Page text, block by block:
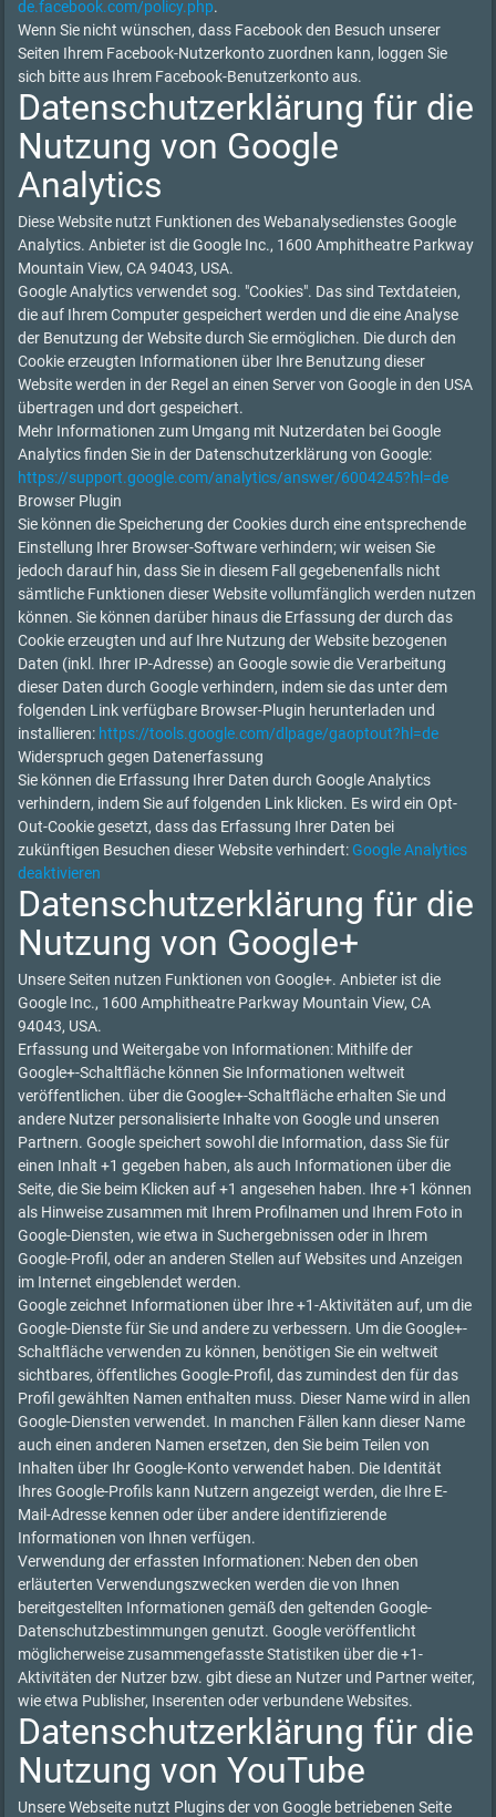
de.facebook.com/policy.php.
Wenn Sie nicht wünschen, dass Facebook den Besuch unserer
Seiten Ihrem Facebook-Nutzerkonto zuordnen kann, loggen Sie
sich bitte aus Ihrem Facebook-Benutzerkonto aus.
Datenschutzerklärung für die
Nutzung von Google
Analytics
Diese Website nutzt Funktionen des Webanalysedienstes Google
Analytics. Anbieter ist die Google Inc., 1600 Amphitheatre Parkway
Mountain View, CA 94043, USA.
Google Analytics verwendet sog. "Cookies". Das sind Textdateien,
die auf Ihrem Computer gespeichert werden und die eine Analyse
der Benutzung der Website durch Sie ermöglichen. Die durch den
Cookie erzeugten Informationen über Ihre Benutzung dieser
Website werden in der Regel an einen Server von Google in den USA
übertragen und dort gespeichert.
Mehr Informationen zum Umgang mit Nutzerdaten bei Google
Analytics finden Sie in der Datenschutzerklärung von Google:
https://support.google.com/analytics/answer/6004245?hl=de
Browser Plugin
Sie können die Speicherung der Cookies durch eine entsprechende
Einstellung Ihrer Browser-Software verhindern; wir weisen Sie
jedoch darauf hin, dass Sie in diesem Fall gegebenenfalls nicht
sämtliche Funktionen dieser Website vollumfänglich werden nutzen
können. Sie können darüber hinaus die Erfassung der durch das
Cookie erzeugten und auf Ihre Nutzung der Website bezogenen
Daten (inkl. Ihrer IP-Adresse) an Google sowie die Verarbeitung
dieser Daten durch Google verhindern, indem sie das unter dem
folgenden Link verfügbare Browser-Plugin herunterladen und
installieren: https://tools.google.com/dlpage/gaoptout?hl=de
Widerspruch gegen Datenerfassung
Sie können die Erfassung Ihrer Daten durch Google Analytics
verhindern, indem Sie auf folgenden Link klicken. Es wird ein Opt-
Out-Cookie gesetzt, dass das Erfassung Ihrer Daten bei
zukünftigen Besuchen dieser Website verhindert: Google Analytics
deaktivieren
Datenschutzerklärung für die
Nutzung von Google+
Unsere Seiten nutzen Funktionen von Google+. Anbieter ist die
Google Inc., 1600 Amphitheatre Parkway Mountain View, CA
94043, USA.
Erfassung und Weitergabe von Informationen: Mithilfe der
Google+-Schaltfläche können Sie Informationen weltweit
veröffentlichen. über die Google+-Schaltfläche erhalten Sie und
andere Nutzer personalisierte Inhalte von Google und unseren
Partnern. Google speichert sowohl die Information, dass Sie für
einen Inhalt +1 gegeben haben, als auch Informationen über die
Seite, die Sie beim Klicken auf +1 angesehen haben. Ihre +1 können
als Hinweise zusammen mit Ihrem Profilnamen und Ihrem Foto in
Google-Diensten, wie etwa in Suchergebnissen oder in Ihrem
Google-Profil, oder an anderen Stellen auf Websites und Anzeigen
im Internet eingeblendet werden.
Google zeichnet Informationen über Ihre +1-Aktivitäten auf, um die
Google-Dienste für Sie und andere zu verbessern. Um die Google+-
Schaltfläche verwenden zu können, benötigen Sie ein weltweit
sichtbares, öffentliches Google-Profil, das zumindest den für das
Profil gewählten Namen enthalten muss. Dieser Name wird in allen
Google-Diensten verwendet. In manchen Fällen kann dieser Name
auch einen anderen Namen ersetzen, den Sie beim Teilen von
Inhalten über Ihr Google-Konto verwendet haben. Die Identität
Ihres Google-Profils kann Nutzern angezeigt werden, die Ihre E-
Mail-Adresse kennen oder über andere identifizierende
Informationen von Ihnen verfügen.
Verwendung der erfassten Informationen: Neben den oben
erläuterten Verwendungszwecken werden die von Ihnen
bereitgestellten Informationen gemäß den geltenden Google-
Datenschutzbestimmungen genutzt. Google veröffentlicht
möglicherweise zusammengefasste Statistiken über die +1-
Aktivitäten der Nutzer bzw. gibt diese an Nutzer und Partner weiter,
wie etwa Publisher, Inserenten oder verbundene Websites.
Datenschutzerklärung für die
Nutzung von YouTube
Unsere Webseite nutzt Plugins der von Google betriebenen Seite